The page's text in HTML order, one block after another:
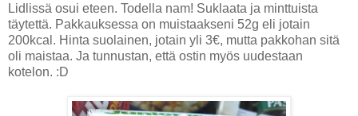
Lidlissä osui eteen. Todella nam! Suklaata ja minttuista
täytettä. Pakkauksessa on muistaakseni 52g eli jotain
200kcal. Hinta suolainen, jotain yli 3€, mutta pakkohan sitä
oli maistaa. Ja tunnustan, että ostin myös uudestaan
kotelon. :D